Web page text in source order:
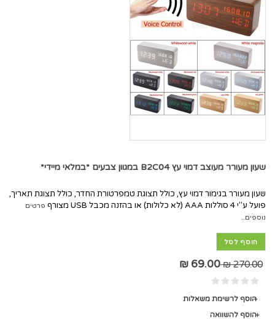
שעון מעורר מעוצב דמוי עץ B2C04 במגוון צבעים *במלאי מיידי*
שעון מעורר בגימור דמוי עץ, כולל תצוגת טמפרטורת החדר, כולל תצוגת תאריך,
פועל ע"י 4 סוללות AAA (לא כלולות) או בהזנה מכבל USB מצורף
פרטים
נוספים..
הוסף לסל
270.00 ₪
69.00 ₪
הוסף לרשימת משאלות
הוסף להשוואה